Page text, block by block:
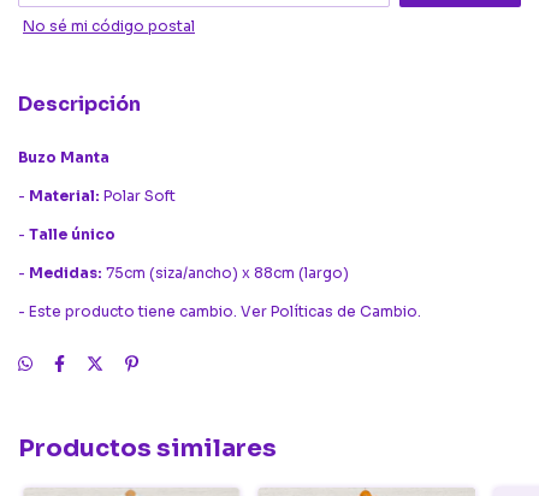
No sé mi código postal
Descripción
Buzo Manta
- Material: Polar Soft
- Talle único
- Medidas: 75cm (siza/ancho) x 88cm (largo)
- Este producto tiene cambio. Ver Políticas de Cambio.
Productos similares